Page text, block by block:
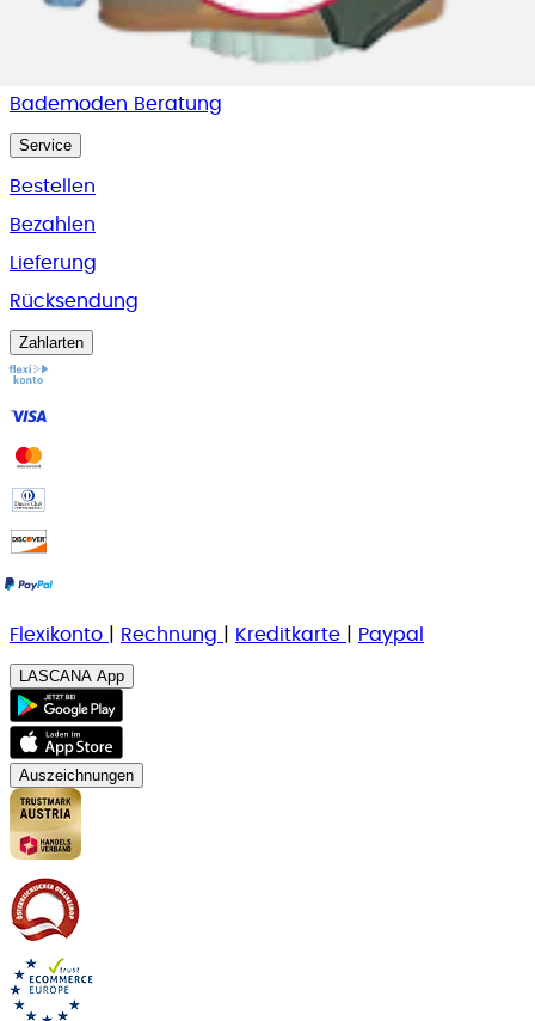
Pflegen & Waschen
Bademoden Beratung
Service
Bestellen
Bezahlen
Lieferung
Rücksendung
Zahlarten
Flexikonto Rechnung Kreditkarte Paypal
LASCANA App
Auszeichnungen